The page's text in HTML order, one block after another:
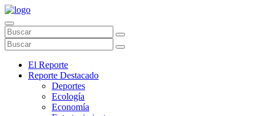
El Reporte
Reporte Destacado
Deportes
Ecología
Economía